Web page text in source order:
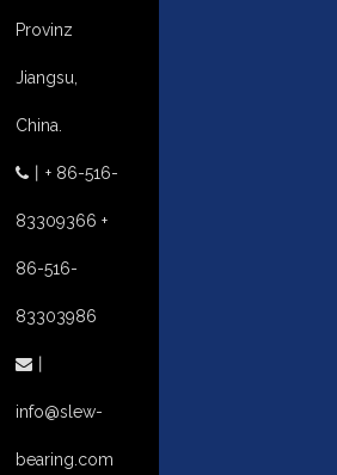
Provinz
Jiangsu,
China.
 丨+ 86-516-
83309366 +
86-516-
83303986

info@slew-
bearing.com